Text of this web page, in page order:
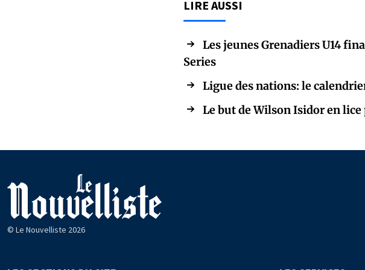
LIRE AUSSI
Les jeunes Grenadiers U14
Series
Ligue des nations: le
Le but de Wilson Isidor en
© Le Nouvelliste 2026